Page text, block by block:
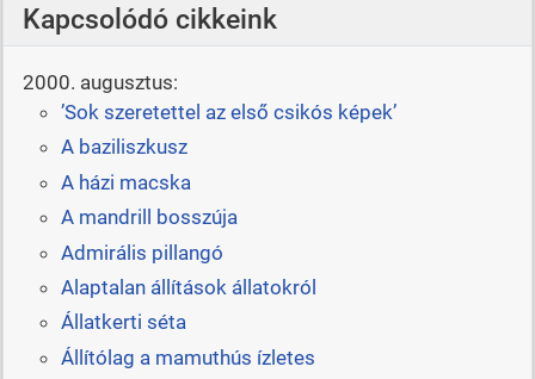
Kapcsolódó cikkeink
2000. augusztus:
’Sok szeretettel az első csikós képek’
A baziliszkusz
A házi macska
A mandrill bosszúja
Admirális pillangó
Alaptalan állítások állatokról
Állatkerti séta
Állítólag a mamuthús ízletes